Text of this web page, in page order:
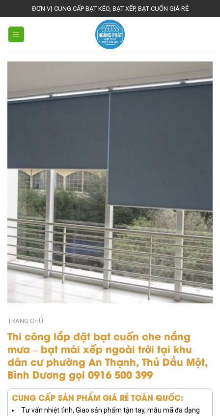
to
content
ĐƠN VỊ CUNG CẤP BẠT KÉO, BẠT XẾP, BẠT CUỐN GIÁ RẺ
TRANG CHỦ
Thi công lắp đặt bạt cuốn che nắng
mưa – bạt mái xếp ngoài trời tại khu
dân cư phường An Thạnh, Thủ Dầu Một,
Bình Dương gọi 0916 500 399
CUNG CẤP SẢN PHẨM GIÁ RẺ TOÀN QUỐC:
Tư vấn nhiệt tình, Giao sản phẩm tận tay, mẫu mã đa dạng